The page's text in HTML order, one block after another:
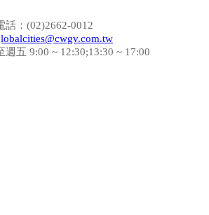
話：(02)2662-0012
週五 9:00 ~ 12:30;13:30 ~ 17:00